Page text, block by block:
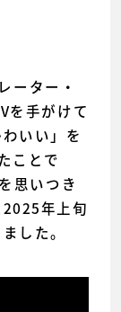
ーター・
を手がけて
いい」を
ことで
思いつき
年上旬
した。